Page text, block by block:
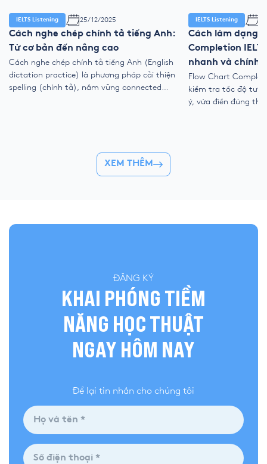
IELTS Listening 25/12/2025
Cách nghe chép chính tả tiếng Anh:
Từ cơ bản đến nâng cao
Cách nghe chép chính tả tiếng Anh (English
dictation practice) là phương pháp cải thiện
spelling (chính tả), nắm vững connected
IELTS Listening
Cách làm dạng
Completion
nhanh và chính
Flow Chart
kiểm tra tốc độ tư
ý, vừa điền đúng
XEM THÊM
ĐĂNG KÝ
KHAI PHÓNG TIỀM
NĂNG HỌC THUẬT
NGAY HÔM NAY
Để lại tin nhắn cho chúng tôi